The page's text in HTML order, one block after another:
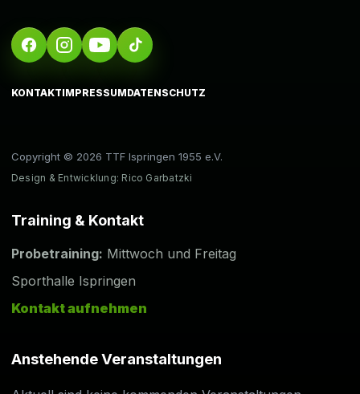
KONTAKTIMPRESSUMDATENSCHUTZ
Copyright © 2026 TTF Ispringen 1955 e.V.
Design & Entwicklung: Rico Garbatzki
Training & Kontakt
Probetraining: Mittwoch und Freitag
Sporthalle Ispringen
Kontakt aufnehmen
Anstehende Veranstaltungen